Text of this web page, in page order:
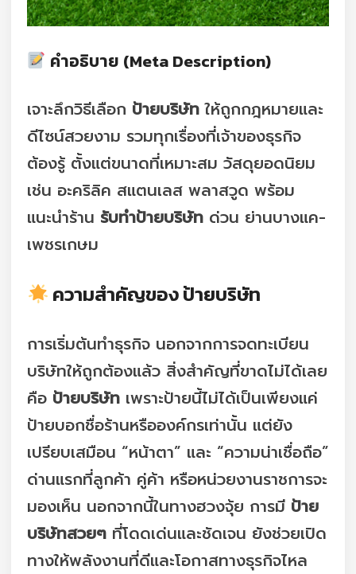
คำอธิบาย (Meta Description)
เจาะลึกวิธีเลือก ป้ายบริษัท ให้ถูกกฎหมายและ
ดีไซน์สวยงาม รวมทุกเรื่องที่เจ้าของธุรกิจ
ต้องรู้ ตั้งแต่ขนาดที่เหมาะสม วัสดุยอดนิยม
เช่น อะคริลิค สแตนเลส พลาสวูด พร้อม
แนะนำร้าน รับทำป้ายบริษัท ด่วน ย่านบางแค-
เพชรเกษม
ความสำคัญของ ป้ายบริษัท
การเริ่มต้นทำธุรกิจ นอกจากการจดทะเบียน
บริษัทให้ถูกต้องแล้ว สิ่งสำคัญที่ขาดไม่ได้เลย
คือ ป้ายบริษัท เพราะป้ายนี้ไม่ได้เป็นเพียงแค่
ป้ายบอกชื่อร้านหรือองค์กรเท่านั้น แต่ยัง
เปรียบเสมือน “หน้าตา” และ “ความน่าเชื่อถือ”
ด่านแรกที่ลูกค้า คู่ค้า หรือหน่วยงานราชการจะ
มองเห็น นอกจากนี้ในทางฮวงจุ้ย การมี ป้าย
บริษัทสวยๆ ที่โดดเด่นและชัดเจน ยังช่วยเปิด
ทางให้พลังงานที่ดีและโอกาสทางธุรกิจไหล